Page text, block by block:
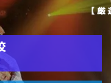
ンストラクターの